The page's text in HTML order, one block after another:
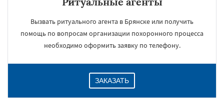
Вызвать ритуального агента в Брянске или получить
помощь по вопросам организации похоронного процесса
необходимо оформить заявку по телефону.
ЗАКАЗАТЬ